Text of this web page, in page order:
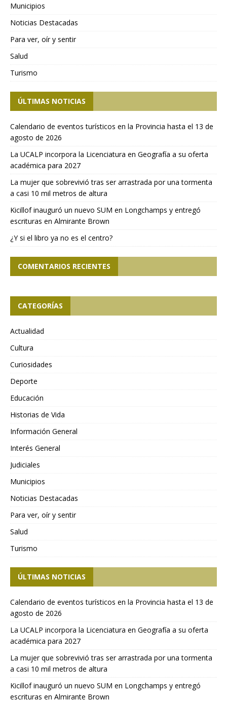
Municipios
Noticias Destacadas
Para ver, oír y sentir
Salud
Turismo
ÚLTIMAS NOTICIAS
Calendario de eventos turísticos en la Provincia hasta el 13 de
agosto de 2026
La UCALP incorpora la Licenciatura en Geografía a su oferta
académica para 2027
La mujer que sobrevivió tras ser arrastrada por una tormenta
a casi 10 mil metros de altura
Kicillof inauguró un nuevo SUM en Longchamps y entregó
escrituras en Almirante Brown
¿Y si el libro ya no es el centro?
COMENTARIOS RECIENTES
CATEGORÍAS
Actualidad
Cultura
Curiosidades
Deporte
Educación
Historias de Vida
Información General
Interés General
Judiciales
Municipios
Noticias Destacadas
Para ver, oír y sentir
Salud
Turismo
ÚLTIMAS NOTICIAS
Calendario de eventos turísticos en la Provincia hasta el 13 de
agosto de 2026
La UCALP incorpora la Licenciatura en Geografía a su oferta
académica para 2027
La mujer que sobrevivió tras ser arrastrada por una tormenta
a casi 10 mil metros de altura
Kicillof inauguró un nuevo SUM en Longchamps y entregó
escrituras en Almirante Brown